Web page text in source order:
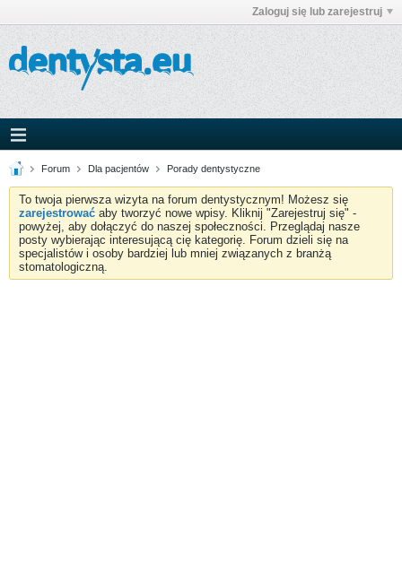
Zaloguj się lub zarejestruj
Forum Dla pacjentów Porady dentystyczne
To twoja pierwsza wizyta na forum dentystycznym! Możesz się
zarejestrować aby tworzyć nowe wpisy. Kliknij "Zarejestruj się" -
powyżej, aby dołączyć do naszej społeczności. Przeglądaj nasze
posty wybierając interesującą cię kategorię. Forum dzieli się na
specjalistów i osoby bardziej lub mniej związanych z branżą
stomatologiczną.